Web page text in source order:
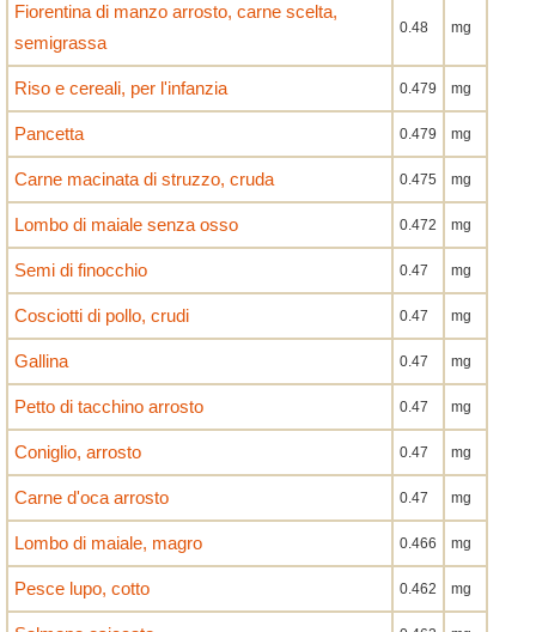
Fiorentina di manzo arrosto, carne scelta,
semigrassa
0.48 mg
Riso e cereali, per l'infanzia 0.479 mg
Pancetta 0.479 mg
Carne macinata di struzzo, cruda 0.475 mg
Lombo di maiale senza osso 0.472 mg
Semi di finocchio 0.47 mg
Cosciotti di pollo, crudi 0.47 mg
Gallina 0.47 mg
Petto di tacchino arrosto 0.47 mg
Coniglio, arrosto 0.47 mg
Carne d'oca arrosto 0.47 mg
Lombo di maiale, magro 0.466 mg
Pesce lupo, cotto 0.462 mg